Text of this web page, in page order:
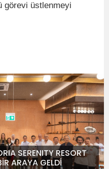
görevi üstlenmeyi
SERENITY RESORT
ARAYA GELDİ